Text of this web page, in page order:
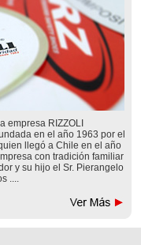
empresa RIZZOLI
en el año 1963 por el
llegó a Chile en el año
con tradición familiar
y su hijo el Sr. Pierangelo
....